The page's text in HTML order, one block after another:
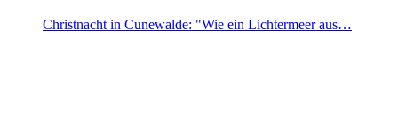
Christnacht in Cunewalde: "Wie ein Lichtermeer aus…